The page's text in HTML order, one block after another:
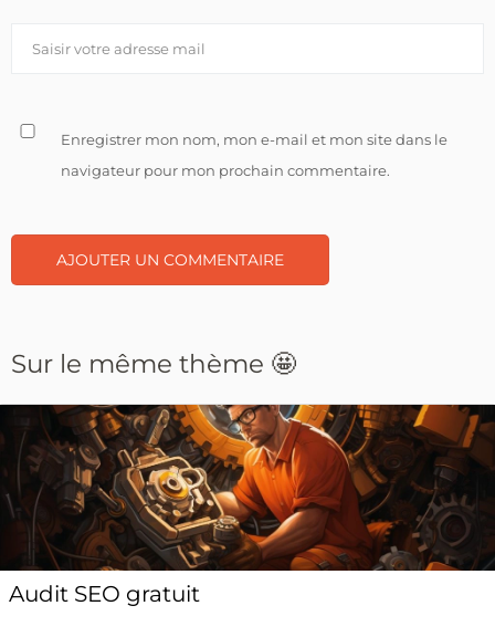
Enregistrer mon nom, mon e-mail et mon site dans le
navigateur pour mon prochain commentaire.
Sur le même thème 🤩
Audit SEO gratuit